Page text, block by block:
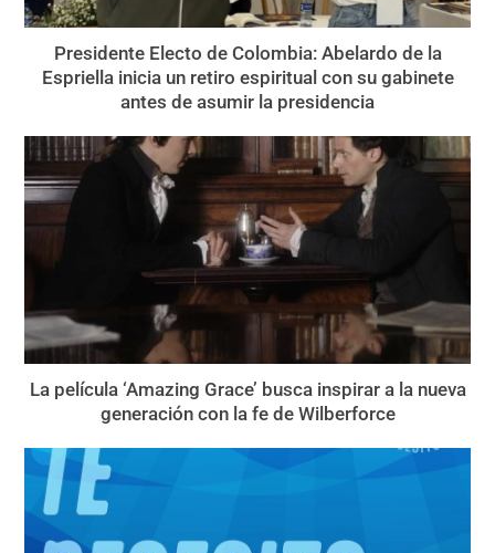
Presidente Electo de Colombia: Abelardo de la
Espriella inicia un retiro espiritual con su gabinete
antes de asumir la presidencia
La película ‘Amazing Grace’ busca inspirar a la nueva
generación con la fe de Wilberforce